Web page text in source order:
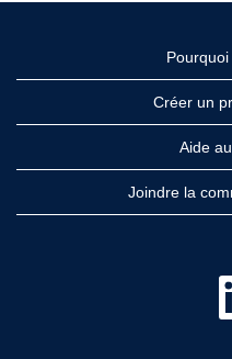
Créer un
Aide
Joindre la
S
u